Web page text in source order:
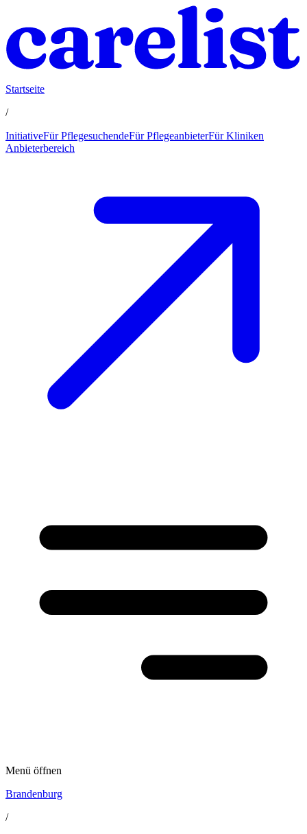
Startseite
/
InitiativeFür PflegesuchendeFür PflegeanbieterFür Kliniken
Anbieterbereich
Menü öffnen
Brandenburg
/